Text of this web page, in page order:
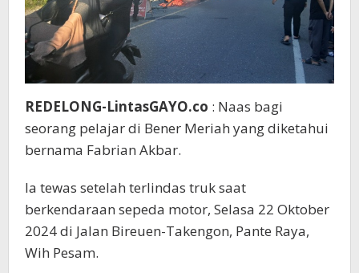
REDELONG-LintasGAYO.co : Naas bagi
seorang pelajar di Bener Meriah yang diketahui
bernama Fabrian Akbar.
Ia tewas setelah terlindas truk saat
berkendaraan sepeda motor, Selasa 22 Oktober
2024 di Jalan Bireuen-Takengon, Pante Raya,
Wih Pesam.